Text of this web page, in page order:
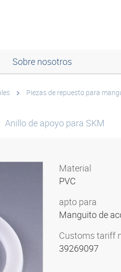
Sobre nosotros
Piezas de repuesto para
Anillo de apoyo para SKM
Material
PVC
apto para
Manguito de
Customs tariff
39269097